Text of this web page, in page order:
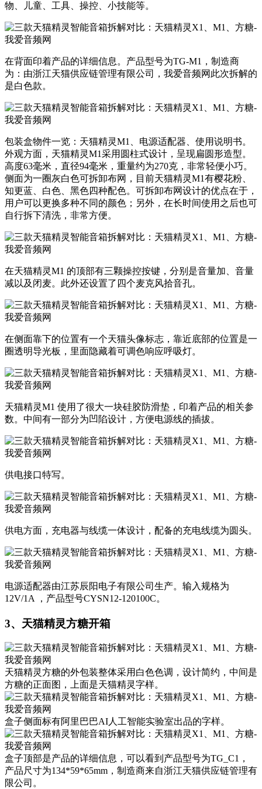
物、儿童、工具、操控、小技能等。
​在背面印着产品的详细信息。产品型号为TG-M1，制造商
为：由浙江天猫供应链管理有限公司，我爱音频网此次拆解的
是白色款。
​包装盒物件一览：天猫精灵M1、电源适配器、使用说明书。
外观方面，天猫精灵M1采用圆柱式设计，呈现扁圆形造型。
高度63毫米，直径94毫米，重量约为270克，非常轻便小巧。
侧面为一圈灰白色可拆卸布网，目前天猫精灵M1有樱花粉、
知更蓝、白色、黑色四种配色。可拆卸布网设计的优点在于，
用户可以更换多种不同的颜色；另外，在长时间使用之后也可
自行拆下清洗，非常方便。
​在天猫精灵M1 的顶部有三颗操控按键，分别是音量加、音量
减以及闭麦。此外还设置了四个麦克风拾音孔。
​在侧面靠下的位置有一个天猫头像标志，靠近底部的位置是一
圈透明导光板，里面隐藏着可调色响应呼吸灯。
​天猫精灵M1 使用了很大一块硅胶防滑垫，印着产品的相关参
数。中间有一部分为凹陷设计，方便电源线的插拔。
​供电接口特写。
​供电方面，充电器与线缆一体设计，配备的充电线缆为圆头。
​电源适配器由江苏辰阳电子有限公司生产。输入规格为
12V/1A ，产品型号CYSN12-120100C。
3、天猫精灵方糖开箱
天猫精灵方糖的外包装整体采用白色色调，设计简约，中间是
方糖的正面图，上面是天猫精灵字样。
盒子侧面标有阿里巴巴AI人工智能实验室出品的字样。
盒子顶部是产品的详细信息，可以看到产品型号为TG_C1，
产品尺寸为134*59*65mm，制造商来自浙江天猫供应链管理有
限公司。